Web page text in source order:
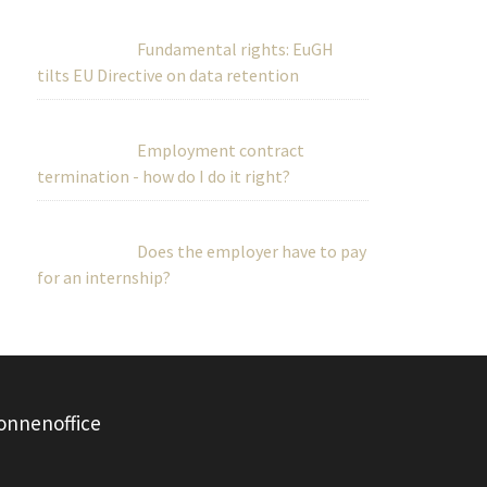
Fundamental rights: EuGH
tilts EU Directive on data retention
Employment contract
termination - how do I do it right?
Does the employer have to pay
for an internship?